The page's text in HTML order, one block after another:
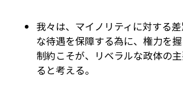
我々は、マイノリティに対する
な待遇を保障する為に、権力を
制約こそが、リベラルな政体の
ると考える。